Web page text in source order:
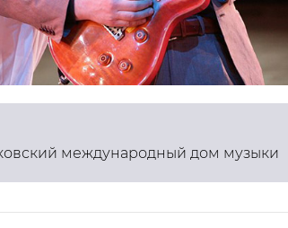
международный дом музыки